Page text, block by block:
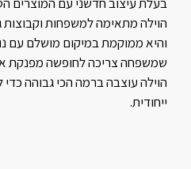
הוילה מתאימה למשפחות וקבוצות
והיא ממוקמת במיקום מושלם עם
שמשפחה צריכה לחופשה מפנקת
הוילה עוצבה ברמה הכי גבוהה
ייחודית.